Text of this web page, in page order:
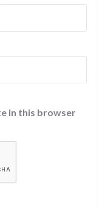
in this browser